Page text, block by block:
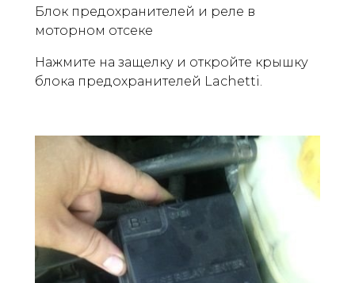
Блок предохранителей и реле в
моторном отсеке
Нажмите на защелку и откройте крышку
блока предохранителей Lachetti.